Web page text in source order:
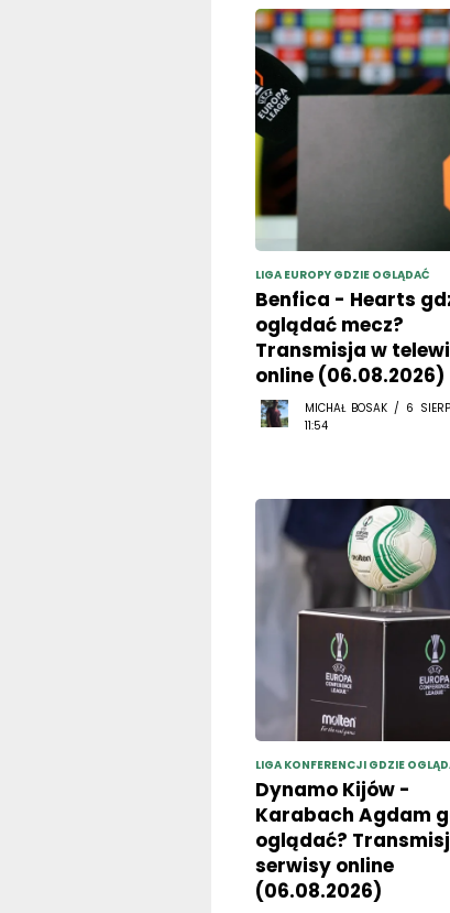
LIGA EUROPY GDZIE OGLĄDAĆ
Benfica - Hearts
oglądać mecz?
Transmisja w
online (06.08.2026)
MICHAŁ BOSAK / 6
11:54
LIGA KONFERENCJI GDZIE
Dynamo Kijów -
Karabach Agdam
oglądać?
serwisy online
(06.08.2026)